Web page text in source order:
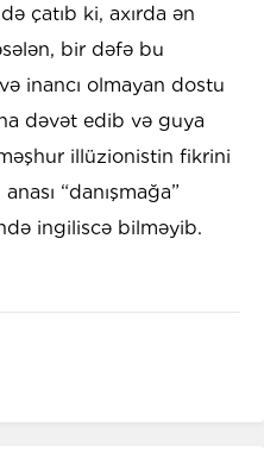
çatıb ki, axırda ən
bir dəfə bu
inancı olmayan dostu
dəvət edib və guya
illüzionistin fikrini
“danışmağa”
ingiliscə bilməyib.